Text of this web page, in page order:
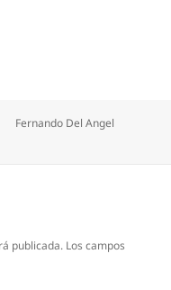
Fernando Del Angel
publicada. Los campos